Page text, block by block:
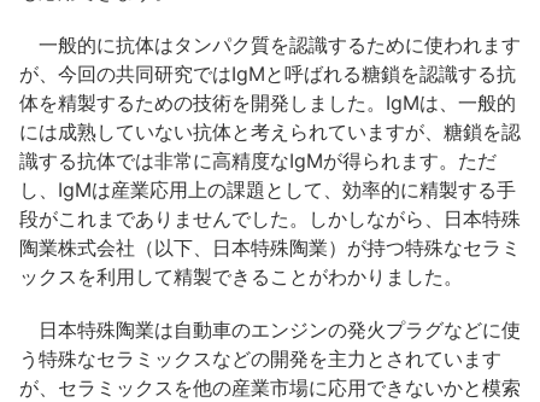
一般的に抗体はタンパク質を認識するために使われます
が、今回の共同研究ではIgMと呼ばれる糖鎖を認識する抗
体を精製するための技術を開発しました。IgMは、一般的
には成熟していない抗体と考えられていますが、糖鎖を認
識する抗体では非常に高精度なIgMが得られます。ただ
し、IgMは産業応用上の課題として、効率的に精製する手
段がこれまでありませんでした。しかしながら、日本特殊
陶業株式会社（以下、日本特殊陶業）が持つ特殊なセラミ
ックスを利用して精製できることがわかりました。
日本特殊陶業は自動車のエンジンの発火プラグなどに使
う特殊なセラミックスなどの開発を主力とされています
が、セラミックスを他の産業市場に応用できないかと模索